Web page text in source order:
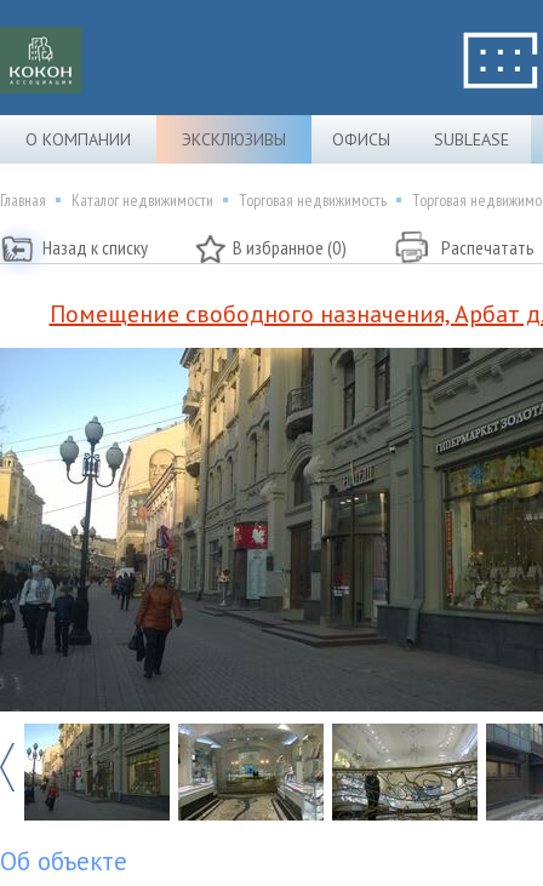
О КОМПАНИИ ЭКСКЛЮЗИВЫ ОФИСЫ SUBLEASE
Главная Каталог недвижимости Торговая недвижимость Торговая
Назад к списку В избранное (0) Распечатать
Помещение свободного назначения, Арбат
Об объекте